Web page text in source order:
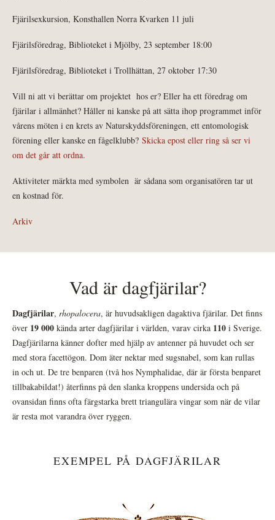
Fjärilsexkursion, Konsthallen Norra Kvarken 11 juli
Fjärilsföredrag, Biblioteket i Mjölby, 23 september 18:00
Fjärilsföredrag, Biblioteket i Trollhättan, 27 oktober 17:30
Vill ni att vi berättar om projektet hos er? Eller ha ett föredrag om
fjärilar i allmänhet? Håller ni kanske på att sätta ihop programmet inför
vårens möten i en krets av Naturskyddsföreningen, ett entomologisk
förening eller kanske en fågelklubb? Skicka epost eller ring så ser vi
om det går att ordna.
Aktiviteter märkta med symbolen är sådana som organisatören tar ut
en kostnad för.
Arkiv
Vad är dagfjärilar?
Dagfjärilar, rhopalocera, är huvudsakligen dagaktiva fjärilar. Det finns
över 19 000 kända arter dagfjärilar i världen, varav cirka 110 i Sverige.
Dagfjärilarna känner dofter med hjälp av antenner på huvudet och ser
med stora facettögon. Dom äter nektar med sugsnabel, som kan rullas
in och ut. De tre benparen (två hos Nymphalidae, där är första benparet
tillbakabildat!) återfinns på den slanka kroppens undersida och på
ovansidan finns ofta färgstarka brett triangulära vingar som när de vilar
är resta mot varandra över ryggen.
EXEMPEL PÅ DAGFJÄRILAR